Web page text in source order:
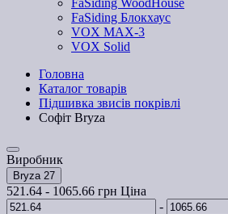
FaSiding WoodHouse
FaSiding Блокхаус
VOX MAX-3
VOX Solid
Головна
Каталог товарів
Підшивка звисів покрівлі
Софiт Bryza
Виробник
Bryza 27
521.64 - 1065.66 грн Ціна
-